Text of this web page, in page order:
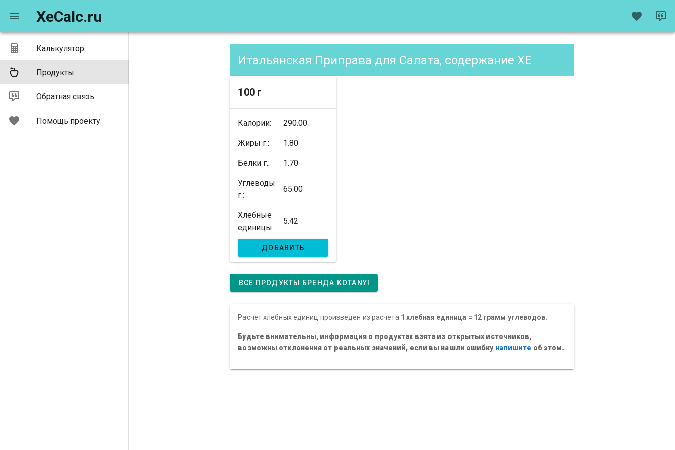
Калькулятор
Продукты
Обратная связь
Помощь проекту
XeCalc.ru
Итальянская Приправа для Салата, содержание XE
100 г
Калории: 290.00
Жиры г.: 1.80
Белки г.: 1.70
Углеводы
г.:
65.00
Хлебные
единицы:
5.42
ДОБАВИТЬ
ВСЕ ПРОДУКТЫ БРЕНДА KOTANYI
Расчет хлебных единиц произведен из расчета 1 хлебная единица = 12 грамм углеводов.
Будьте внимательны, информация о продуктах взята из открытых источников,
возможны отклонения от реальных значений, если вы нашли ошибку напишите об этом.